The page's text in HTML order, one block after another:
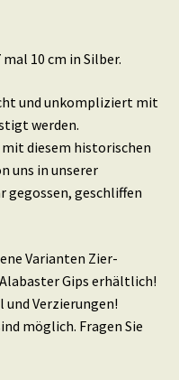
10 cm in Silber.
und unkompliziert mit
werden.
diesem historischen
uns in unserer
gegossen, geschliffen
Varianten Zier-
Gips erhältlich!
und Verzierungen!
möglich. Fragen Sie